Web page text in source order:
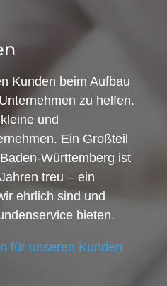
Kunden beim Aufbau
zu helfen.
und
Ein Großteil
Württemberg ist
treu – ein
ehrlich sind und
bieten.
für unseren Kunden